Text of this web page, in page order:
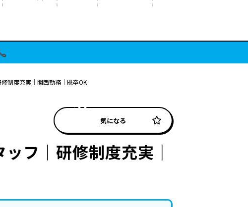
制度充実｜関西勤務｜既卒OK
気になる
フ｜研修制度充実｜